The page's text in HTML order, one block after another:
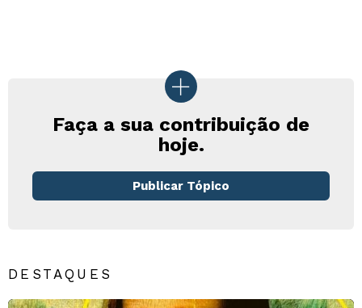
Faça a sua contribuição de
hoje.
Publicar Tópico
DESTAQUES